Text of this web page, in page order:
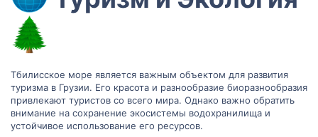
Тбилисское море является важным объектом для развития
туризма в Грузии. Его красота и разнообразие биоразнообразия
привлекают туристов со всего мира. Однако важно обратить
внимание на сохранение экосистемы водохранилища и
устойчивое использование его ресурсов.